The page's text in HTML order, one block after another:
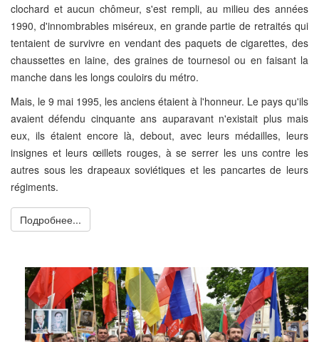
clochard et aucun chômeur, s'est rempli, au milieu des années
1990, d'innombrables miséreux, en grande partie de retraités qui
tentaient de survivre en vendant des paquets de cigarettes, des
chaussettes en laine, des graines de tournesol ou en faisant la
manche dans les longs couloirs du métro.
Mais, le 9 mai 1995, les anciens étaient à l'honneur. Le pays qu'ils
avaient défendu cinquante ans auparavant n'existait plus mais
eux, ils étaient encore là, debout, avec leurs médailles, leurs
insignes et leurs œillets rouges, à se serrer les uns contre les
autres sous les drapeaux soviétiques et les pancartes de leurs
régiments.
Подробнее...